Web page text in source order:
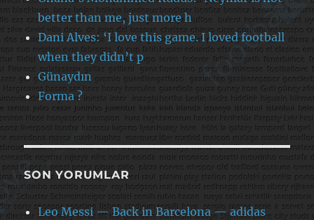
better than me, just more h
Dani Alves: ‘I love this game. I loved football
when they didn’t p
Günaydın
Forma ?
SON YORUMLAR
Leo Messi — Back in Barcelona — adidas